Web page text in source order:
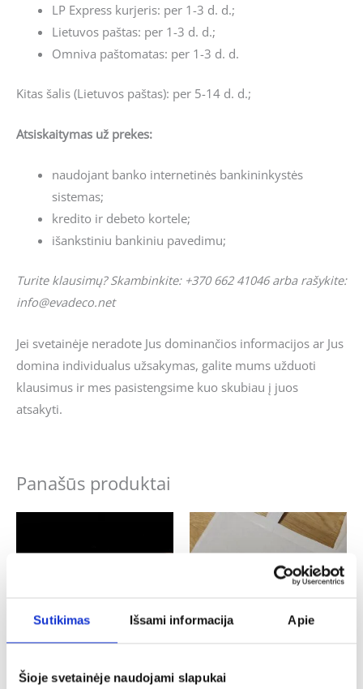
Sutikimas Išsami informacija Apie
Šioje svetainėje naudojami slapukai
LP Express kurjeris: per 1-3 d. d.;
Lietuvos paštas: per 1-3 d. d.;
Omniva paštomatas: per 1-3 d. d.
Kitas šalis (Lietuvos paštas): per 5-14 d. d.;
Atsiskaitymas už prekes:
naudojant banko internetinės bankininkystės
sistemas;
kredito ir debeto kortele;
išankstiniu bankiniu pavedimu;
Turite klausimų? Skambinkite: +370 662 41046 arba rašykite:
info@evadeco.net
Jei svetainėje neradote Jus dominančios informacijos ar Jus
domina individualus užsakymas, galite mums užduoti
klausimus ir mes pasistengsime kuo skubiau į juos
atsakyti.
Panašūs produktai
Mamos diena Mamos diena